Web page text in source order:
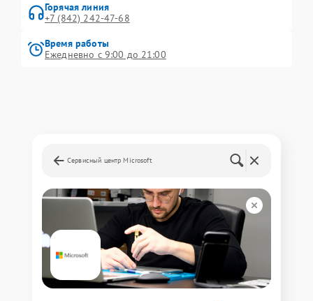
Горячая линия
+7 (842) 242-47-68
Время работы
Ежедневно с 9:00 до 21:00
Сервисный центр Microsoft